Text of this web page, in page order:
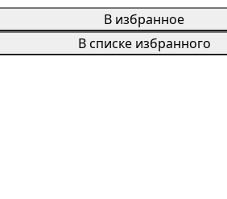
В избранное
В списке избранного